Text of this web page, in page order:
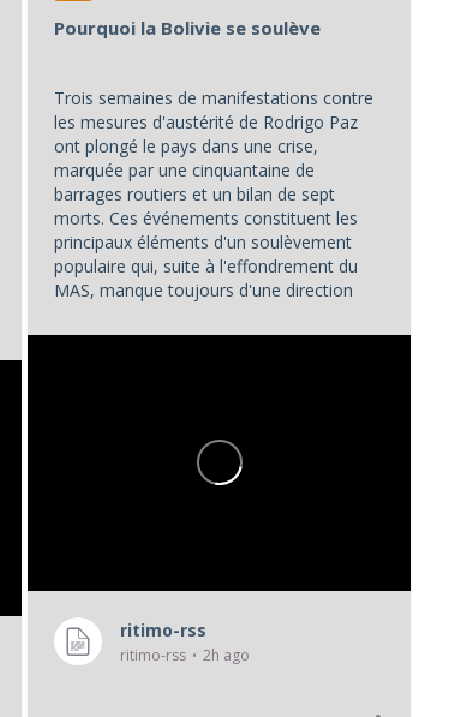
Pourquoi la Bolivie se soulève
Trois semaines de manifestations contre
les mesures d'austérité de Rodrigo Paz
ont plongé le pays dans une crise,
marquée par une cinquantaine de
barrages routiers et un bilan de sept
morts. Ces événements constituent les
principaux éléments d'un soulèvement
populaire qui, suite à l'effondrement du
MAS, manque toujours d'une direction
ritimo-rss
ritimo-rss 2h ago